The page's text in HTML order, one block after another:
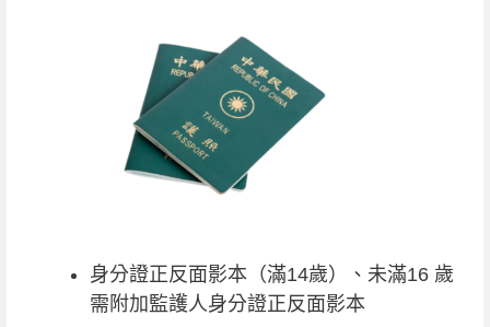
身分證正反面影本（滿14歲）、未滿16 歲
需附加監護人身分證正反面影本